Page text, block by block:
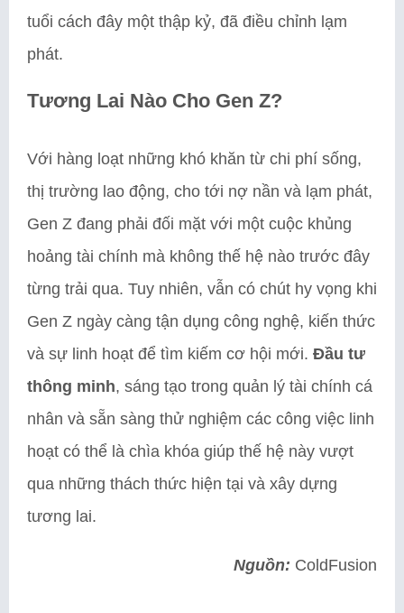
tuổi cách đây một thập kỷ, đã điều chỉnh lạm
phát.
Tương Lai Nào Cho Gen Z?
Với hàng loạt những khó khăn từ chi phí sống,
thị trường lao động, cho tới nợ nần và lạm phát,
Gen Z đang phải đối mặt với một cuộc khủng
hoảng tài chính mà không thế hệ nào trước đây
từng trải qua. Tuy nhiên, vẫn có chút hy vọng khi
Gen Z ngày càng tận dụng công nghệ, kiến thức
và sự linh hoạt để tìm kiếm cơ hội mới. Đầu tư
thông minh, sáng tạo trong quản lý tài chính cá
nhân và sẵn sàng thử nghiệm các công việc linh
hoạt có thể là chìa khóa giúp thế hệ này vượt
qua những thách thức hiện tại và xây dựng
tương lai.
Nguồn: ColdFusion